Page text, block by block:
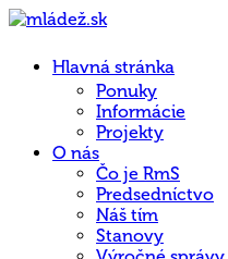
Hlavná stránka
Ponuky
Informácie
Projekty
O nás
Čo je RmS
Predsedníctvo
Náš tím
Stanovy